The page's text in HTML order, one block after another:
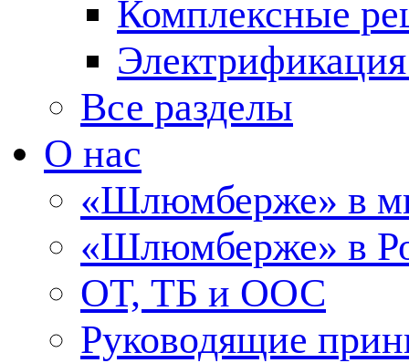
Комплексные
Все разделы
О нас
«Шлюмберже» в
«Шлюмберже» в
ОТ, ТБ и ООС
Руководящие